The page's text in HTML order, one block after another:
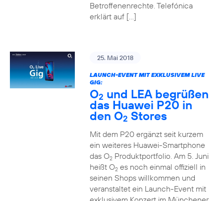
Betroffenenrechte. Telefónica
erklärt auf […]
25. Mai 2018
LAUNCH-EVENT MIT EXKLUSIVEM LIVE
GIG:
O2 und LEA begrüßen
das Huawei P20 in
den O2 Stores
Mit dem P20 ergänzt seit kurzem
ein weiteres Huawei-Smartphone
das O2Produktportfolio. Am 5. Juni
heißt O2es noch einmal offiziell in
seinen Shops willkommen und
veranstaltet ein Launch-Event mit